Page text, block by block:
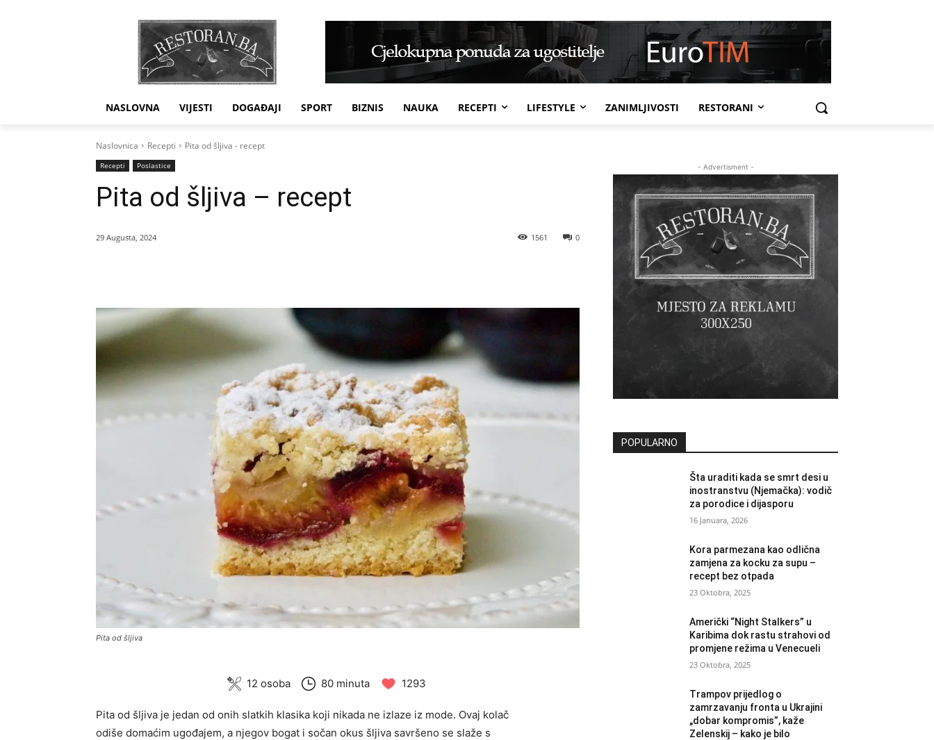
NASLOVNA VIJESTI DOGAĐAJI SPORT BIZNIS NAUKA RECEPTI LIFESTYLE ZANIMLJIVOSTI RESTORANI
Naslovnica Recepti Pita od šljiva - recept
Recepti Poslastice
Pita od šljiva – recept
29 Augusta, 2024 0
1561
Pita od šljiva
12 osoba 80 minuta 1293
Pita od šljiva je jedan od onih slatkih klasika koji nikada ne izlaze iz mode. Ovaj kolač
odiše domaćim ugođajem, a njegov bogat i sočan okus šljiva savršeno se slaže s
- Advertisment -
POPULARNO
Šta uraditi kada se smrt desi u
inostranstvu (Njemačka): vodič
za porodice i dijasporu
16 Januara, 2026
Kora parmezana kao odlična
zamjena za kocku za supu –
recept bez otpada
23 Oktobra, 2025
Američki “Night Stalkers” u
Karibima dok rastu strahovi od
promjene režima u Venecueli
23 Oktobra, 2025
Trampov prijedlog o
zamrzavanju fronta u Ukrajini
„dobar kompromis”, kaže
Zelenskij – kako je bilo